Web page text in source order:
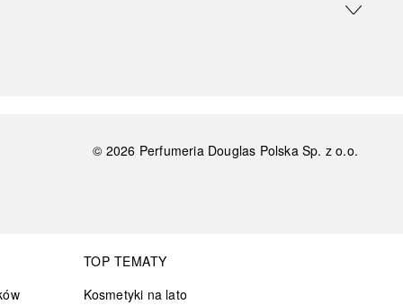
© 2026 Perfumeria Douglas Polska Sp. z o.o.
TOP TEMATY
Kosmetyki na lato